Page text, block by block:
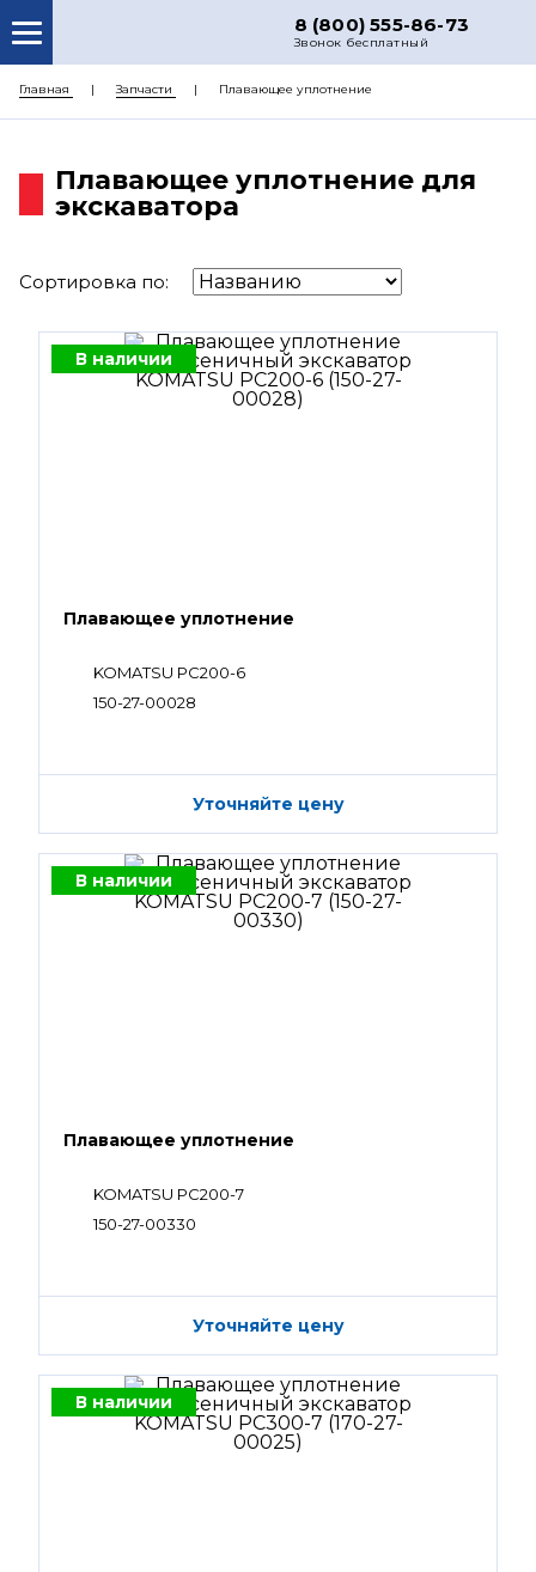
8 (800) 555-86-73
Звонок бесплатный
О НАС
РЕМОНТ
ДОСТАВКА
ЦЕНЫ
Главная Запчасти Плавающее уплотнение
Плавающее уплотнение для
экскаватора
Сортировка по:
В наличии
Плавающее уплотнение
KOMATSU PC200-6
150-27-00028
Уточняйте цену
В наличии
Плавающее уплотнение
KOMATSU PC200-7
150-27-00330
Уточняйте цену
В наличии